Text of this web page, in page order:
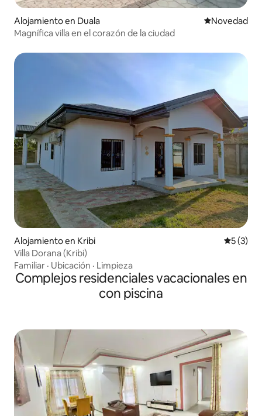
Alojamiento en Duala Lugar para
Novedad
Magnífica villa en el corazón de la ciudad
Alojamiento en Kribi
5 (3)
Villa Dorana (Kribi)
Familiar · Ubicación · Limpieza
Complejos residenciales vacacionales en
con piscina